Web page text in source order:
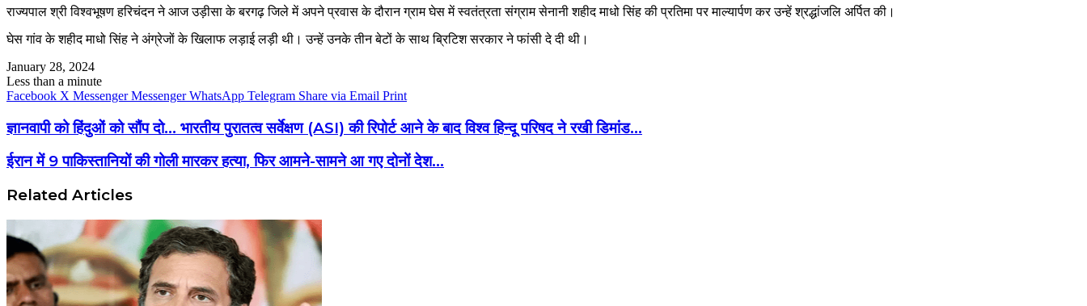
राज्यपाल श्री विश्वभूषण हरिचंदन ने आज उड़ीसा के बरगढ़ जिले में अपने प्रवास के दौरान ग्राम घेस में स्वतंत्रता संग्राम सेनानी शहीद माधो सिंह की प्रतिमा पर माल्यार्पण कर उन्हें श्रद्धांजलि अर्पित की।
घेस गांव के शहीद माधो सिंह ने अंग्रेजों के खिलाफ लड़ाई लड़ी थी। उन्हें उनके तीन बेटों के साथ ब्रिटिश सरकार ने फांसी दे दी थी।
January 28, 2024
Less than a minute
Facebook X Messenger Messenger WhatsApp Telegram Share via Email Print
ज्ञानवापी को हिंदुओं को सौंप दो... भारतीय पुरातत्व सर्वेक्षण (ASI) की रिपोर्ट आने के बाद विश्व हिन्दू परिषद ने रखी डिमांड...
ईरान में 9 पाकिस्तानियों की गोली मारकर हत्या, फिर आमने-सामने आ गए दोनों देश...
Related Articles